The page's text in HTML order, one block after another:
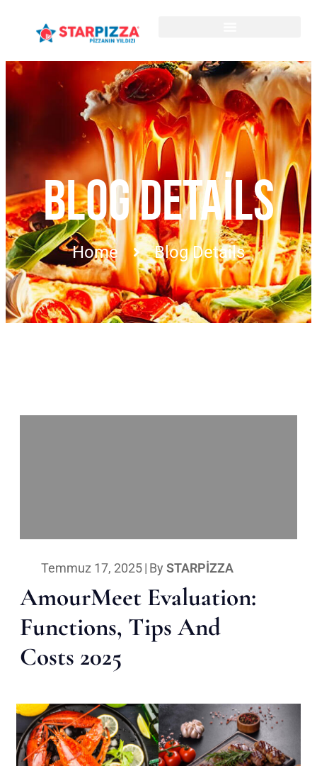
BLOG DETAILS
Home Blog Details
Temmuz 17, 2025| By STARPIZZA
AmourMeet Evaluation:
Functions, Tips And
Costs 2025